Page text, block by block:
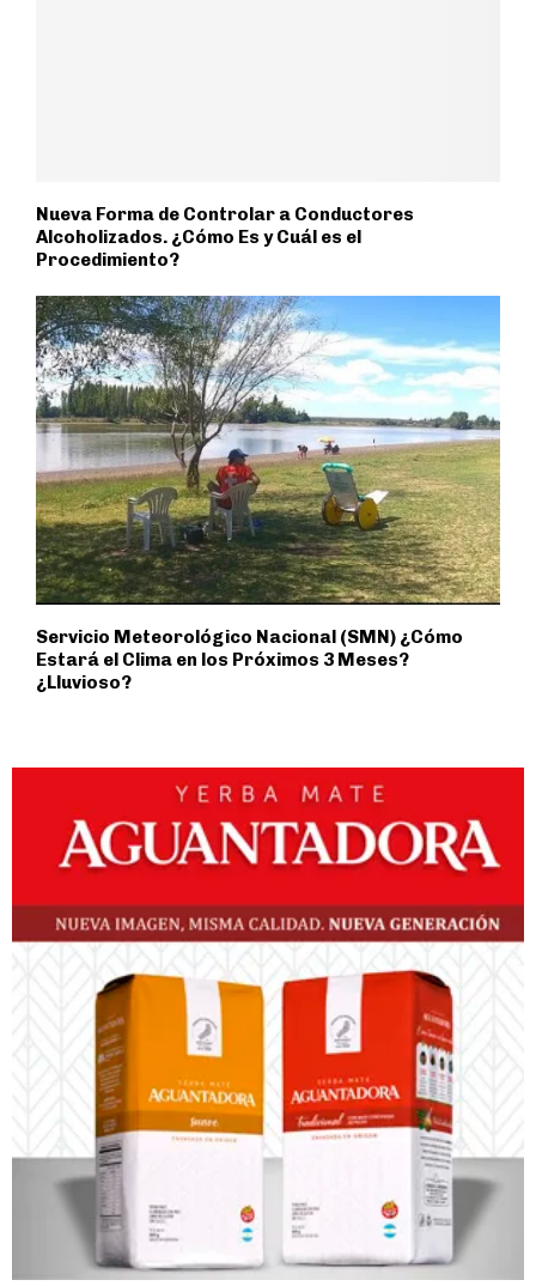
Nueva Forma de Controlar a Conductores
Alcoholizados. ¿Cómo Es y Cuál es el
Procedimiento?
Servicio Meteorológico Nacional (SMN) ¿Cómo
Estará el Clima en los Próximos 3 Meses?
¿Lluvioso?